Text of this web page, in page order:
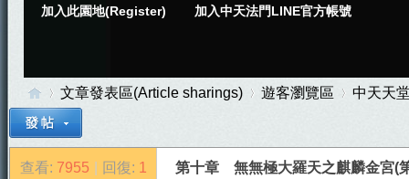
加入此園地(Register) 加入中天法門LINE官方帳號
中»
文章發表區(Article sharings)
›
遊客瀏覽區
›
中天天
查看: 7955 回復: 1 第十章 無無極大羅天之麒麟金宮(